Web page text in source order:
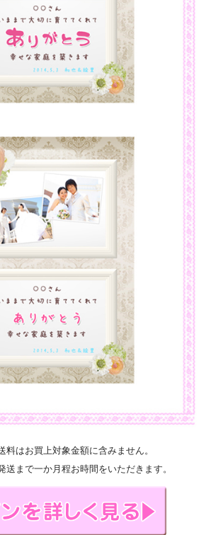
はお買上対象金額に含みません。
まで一か月程お時間をいただきます。